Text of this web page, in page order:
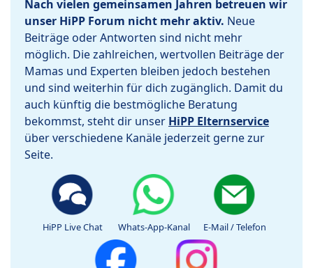
Nach vielen gemeinsamen Jahren betreuen wir
unser HiPP Forum nicht mehr aktiv. Neue
Beiträge oder Antworten sind nicht mehr
möglich. Die zahlreichen, wertvollen Beiträge der
Mamas und Experten bleiben jedoch bestehen
und sind weiterhin für dich zugänglich. Damit du
auch künftig die bestmögliche Beratung
bekommst, steht dir unser HiPP Elternservice
über verschiedene Kanäle jederzeit gerne zur
Seite.
HiPP Live Chat Whats-App-Kanal E-Mail / Telefon